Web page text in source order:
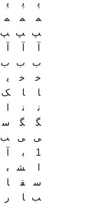
پ
م
پ
ب
خ
ا
ن
گ
ی
1
س
ب
پ
م
پ
ب
خ
ا
ن
گ
ی
ب
ش
ق
ا
پ
م
پ
ب
ی
ک
س
ب
ب
ا
ر